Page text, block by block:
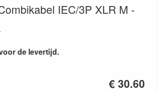
IEC/3P XLR M -
de levertijd.
€ 30.60